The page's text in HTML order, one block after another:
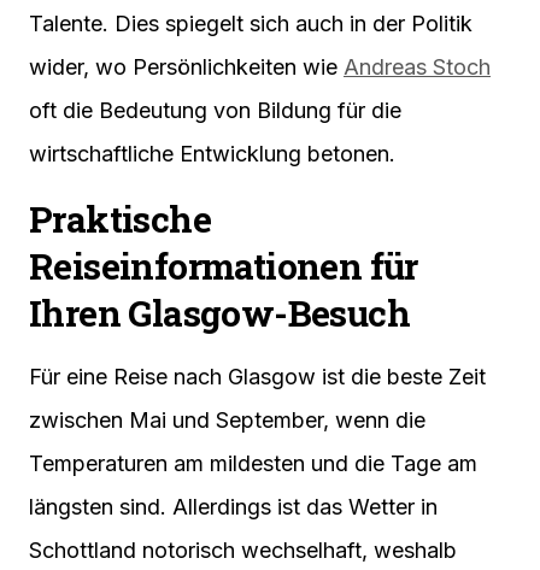
Talente. Dies spiegelt sich auch in der Politik
wider, wo Persönlichkeiten wie Andreas Stoch
oft die Bedeutung von Bildung für die
wirtschaftliche Entwicklung betonen.
Praktische
Reiseinformationen für
Ihren Glasgow-Besuch
Für eine Reise nach Glasgow ist die beste Zeit
zwischen Mai und September, wenn die
Temperaturen am mildesten und die Tage am
längsten sind. Allerdings ist das Wetter in
Schottland notorisch wechselhaft, weshalb